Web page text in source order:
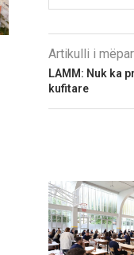
Artikulli i
LAMM: Nuk ka
kufitare